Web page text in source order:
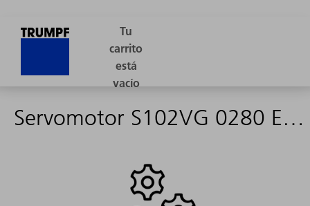
Servomotor S102VG 0280 ED402 MPU 140